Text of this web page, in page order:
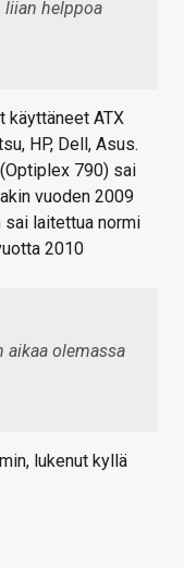
liian helppoa
käyttäneet ATX
HP, Dell, Asus.
790) sai
vuoden 2009
laitettua normi
2010
aikaa olemassa
lukenut kyllä